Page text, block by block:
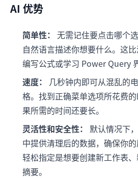
AI 优势
简单性： 无需记住要点击哪个
自然语言描述你想要什么。这比
编写公式或学习 Power Query
速度：
几秒钟内即可从混乱的
格。找到正确菜单选项所花费
果所需的时间还要长。
灵活性和安全性：
默认情况下
中提供清理后的数据，确保你
轻松指定是想要创建新工作表
摘要。